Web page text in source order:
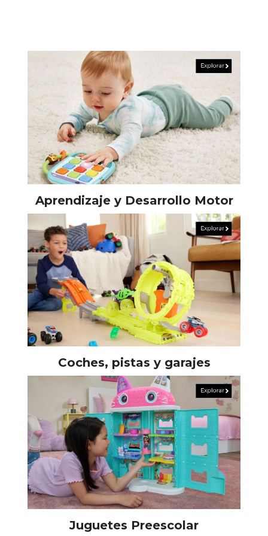
Aprendizaje y Desarrollo Motor
Coches, pistas y garajes
Juguetes Preescolar